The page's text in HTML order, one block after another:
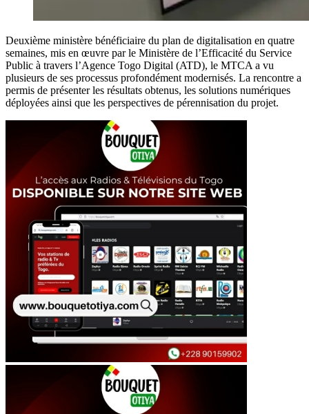
Deuxième ministère bénéficiaire du plan de digitalisation en quatre
semaines, mis en œuvre par le Ministère de l’Efficacité du Service
Public à travers l’Agence Togo Digital (ATD), le MTCA a vu
plusieurs de ses processus profondément modernisés. La rencontre a
permis de présenter les résultats obtenus, les solutions numériques
déployées ainsi que les perspectives de pérennisation du projet.